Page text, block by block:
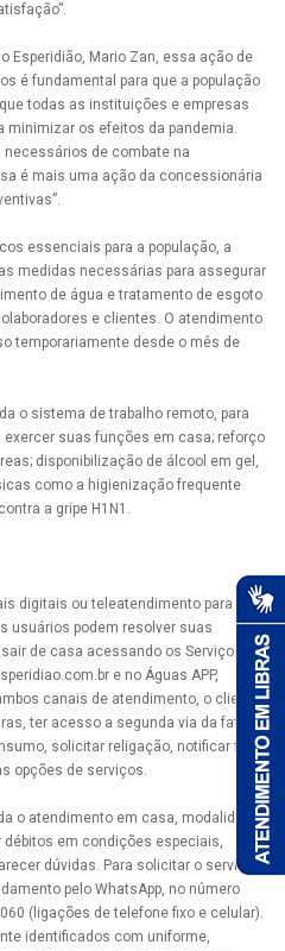
Esperidião, Mario Zan, essa ação de
é fundamental para que a população
todas as instituições e empresas
minimizar os efeitos da pandemia.
de combate na
é mais uma ação da concessionária
essenciais para a população, a
medidas necessárias para assegurar
de água e tratamento de esgoto
e clientes. O atendimento
temporariamente desde o mês de
o sistema de trabalho remoto, para
suas funções em casa; reforço
disponibilização de álcool em gel,
como a higienização frequente
a gripe H1N1.
digitais ou teleatendimento para
usuários podem resolver suas
de casa acessando os Serviços
e no Águas APP,
canais de atendimento, o cliente
ter acesso a segunda via da fatura,
solicitar religação, notificar falta
opções de serviços.
o atendimento em casa, modalidade
débitos em condições especiais,
dúvidas. Para solicitar o serviço,
pelo WhatsApp, no número
(ligações de telefone fixo e celular).
identificados com uniforme,